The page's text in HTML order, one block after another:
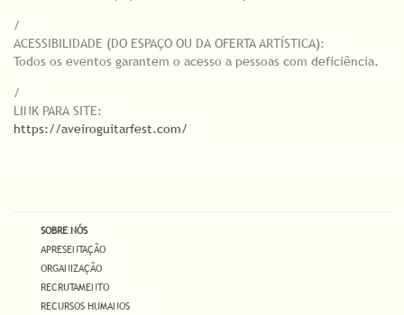
/
ACESSIBILIDADE (DO ESPAÇO OU DA OFERTA ARTÍSTICA):
Todos os eventos garantem o acesso a pessoas com deficiência.
/
LINK PARA SITE:
https://aveiroguitarfest.com/
SOBRE NÓS
APRESENTAÇÃO
ORGANIZAÇÃO
RECRUTAMENTO
RECURSOS HUMANOS